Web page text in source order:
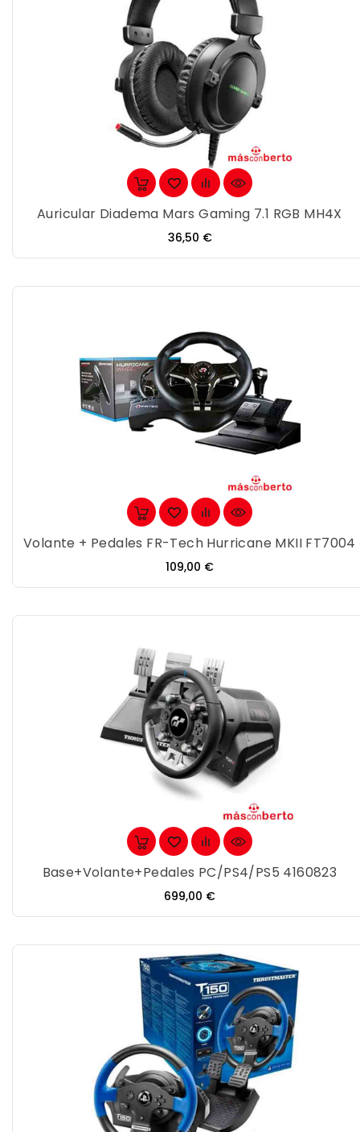
Auricular Diadema Mars Gaming 7.1 RGB MH4X
Precio
36,50 €
Volante + Pedales FR-Tech Hurricane MKII FT7004
Precio
109,00 €
Base+Volante+Pedales PC/PS4/PS5 4160823
Precio
699,00 €